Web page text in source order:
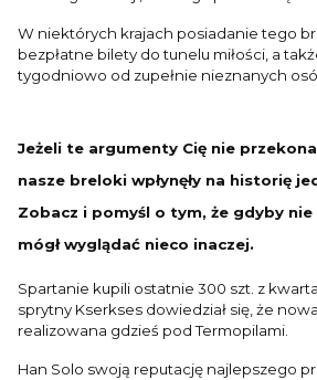
W niektórych krajach posiadanie tego
bezpłatne bilety do tunelu miłości, a
tygodniowo od zupełnie nieznanych
Jeżeli te argumenty Cię nie
nasze breloki wpłynęły na historię
Zobacz i pomyśl o tym, że gdyby
mógł wyglądać nieco inaczej.
Spartanie kupili ostatnie 300 szt. z
sprytny Kserkses dowiedział się, że
realizowana gdzieś pod Termopilami.
Han Solo swoją reputację najlepszego